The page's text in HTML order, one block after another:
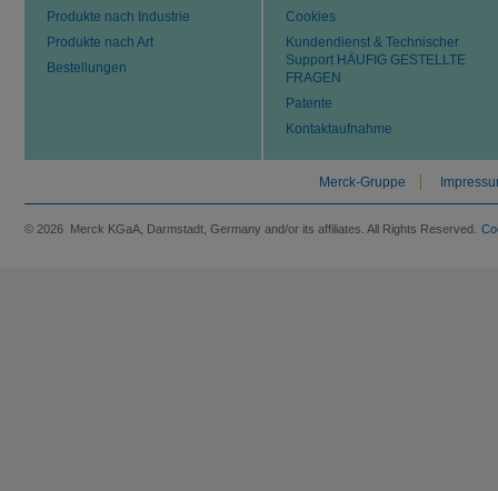
Produkte nach Industrie
Produkte nach Art
Bestellungen
Cookies
Kundendienst & Technischer
Support HÄUFIG GESTELLTE
FRAGEN
Patente
Kontaktaufnahme
Merck-Gruppe
© 2026 Merck KGaA, Darmstadt, Germany and/or its affiliates. All Rights Reserved.